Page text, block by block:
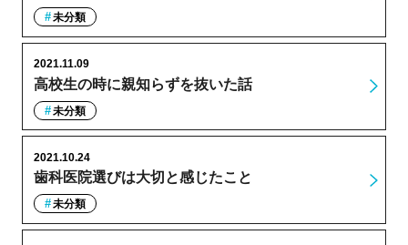
未分類
高校生の時に親知らずを抜いた話
2021.11.09
未分類
歯科医院選びは大切と感じたこと
2021.10.24
未分類